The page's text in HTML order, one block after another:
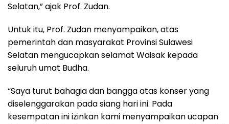
Selatan,” ajak Prof. Zudan.
Untuk itu, Prof. Zudan menyampaikan, atas
pemerintah dan masyarakat Provinsi Sulawesi
Selatan mengucapkan selamat Waisak kepada
seluruh umat Budha.
“Saya turut bahagia dan bangga atas konser yang
diselenggarakan pada siang hari ini. Pada
kesempatan ini izinkan kami menyampaikan ucapan